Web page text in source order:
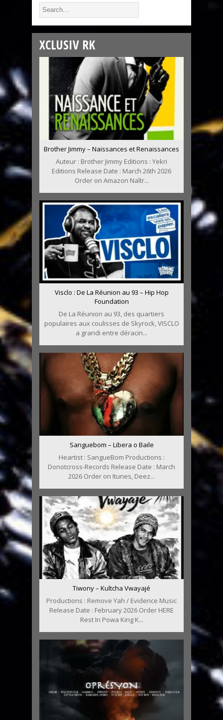
XCLUSIV RK
Brother Jimmy – Naissances et Renaissances
Auteur : Brother Jimmy Editions : Yekri
Editions Release Date : March 26th 2026
Order on Amazon Naîtr...
Visclo : De La Réunion au 93 – Hip Hop
Foundation
De La Réunion au 93, des quartiers
populaires aux coulisses de Skyrock, VISCLO
a grandi entre déracin...
Sanguebom – Libera o Baile
Heartist : SangueBom Productions :
Donotcross-Records Release Date : March
2026 Order on Itunes, Deez...
Tiwony – Kultcha Vwayajé
Productions : Remove Yah / Evidence Music
Release Date : February 2026 Order HERE
Rest In Powa King K...